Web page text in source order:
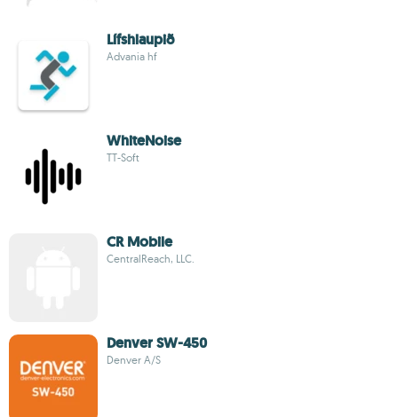
Lífshlaupið
Advania hf
WhiteNoise
TT-Soft
CR Mobile
CentralReach, LLC.
Denver SW-450
Denver A/S